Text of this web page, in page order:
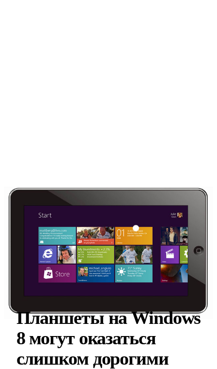
Планшеты на Windows
8 могут оказаться
слишком дорогими